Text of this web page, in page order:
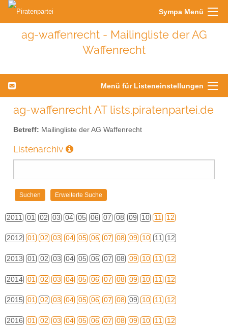
Sympa Menü
ag-waffenrecht - Mailingliste der AG
Waffenrecht
Menü für Listeneinstellungen
ag-waffenrecht AT lists.piratenpartei.de
Betreff: Mailingliste der AG Waffenrecht
Listenarchiv
2011 01 02 03 04 05 06 07 08 09 10 11 12
2012 01 02 03 04 05 06 07 08 09 10 11 12
2013 01 02 03 04 05 06 07 08 09 10 11 12
2014 01 02 03 04 05 06 07 08 09 10 11 12
2015 01 02 03 04 05 06 07 08 09 10 11 12
2016 01 02 03 04 05 06 07 08 09 10 11 12